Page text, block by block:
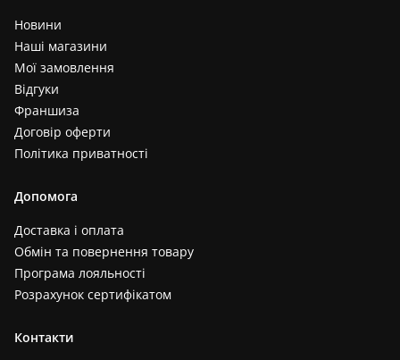
Новини
Наші магазини
Мої замовлення
Відгуки
Франшиза
Договір оферти
Політика приватності
Допомога
Доставка і оплата
Обмін та повернення товару
Програма лояльності
Розрахунок сертифікатом
Контакти